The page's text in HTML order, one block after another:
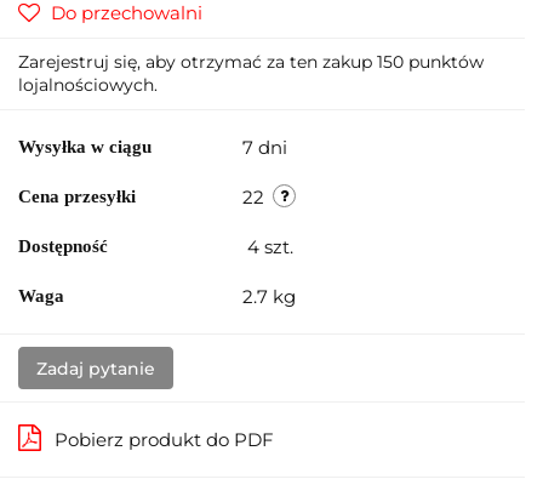
Do przechowalni
Zarejestruj się, aby otrzymać za ten zakup 150 punktów
lojalnościowych.
Wysyłka w ciągu 7 dni
Cena przesyłki 22
Dostępność 4 szt.
Waga 2.7 kg
Zadaj pytanie
Pobierz produkt do PDF